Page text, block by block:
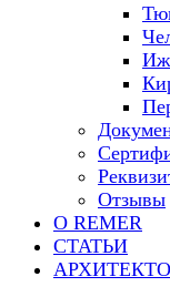
Отзывы
О REMER
СТАТЬИ